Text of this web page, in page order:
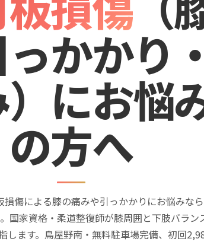
かかり
にお悩
の方へ
損傷による膝の痛みや引っかかりにお悩みな
国家資格・柔道整復師が膝周囲と下肢バラン
します。鳥屋野南・無料駐車場完備、初回